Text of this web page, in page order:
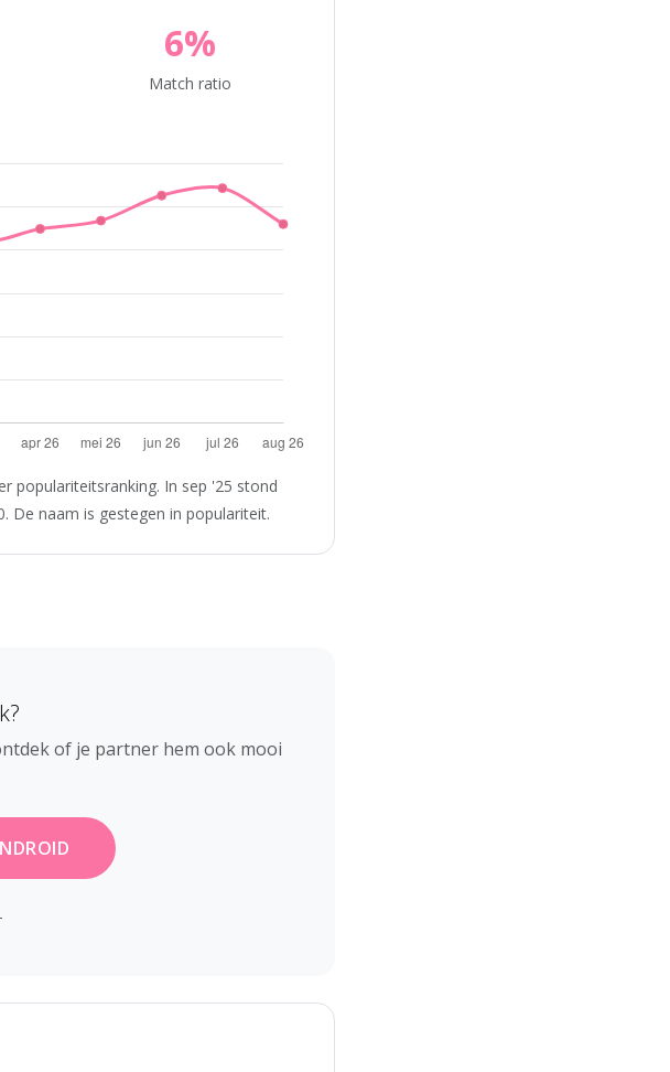
6%
Match ratio
populariteitsranking. In sep '25 stond
De naam is gestegen in populariteit.
of je partner hem ook mooi